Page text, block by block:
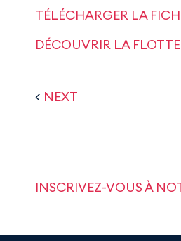
TÉLÉCHARGER LA
DÉCOUVRIR LA
< NEXT
INSCRIVEZ-VOUS À